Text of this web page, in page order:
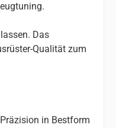
Das
Qualität zum
in Bestform